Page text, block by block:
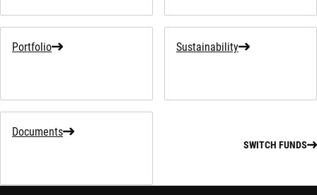
Portfolio Sustainability
Documents
SWITCH FUNDS